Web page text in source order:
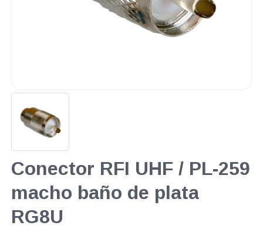
Conector RFI UHF / PL-259
macho baño de plata
RG8U